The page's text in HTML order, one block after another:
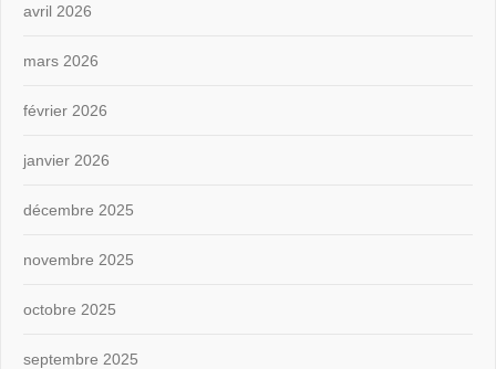
avril 2026
mars 2026
février 2026
janvier 2026
décembre 2025
novembre 2025
octobre 2025
septembre 2025